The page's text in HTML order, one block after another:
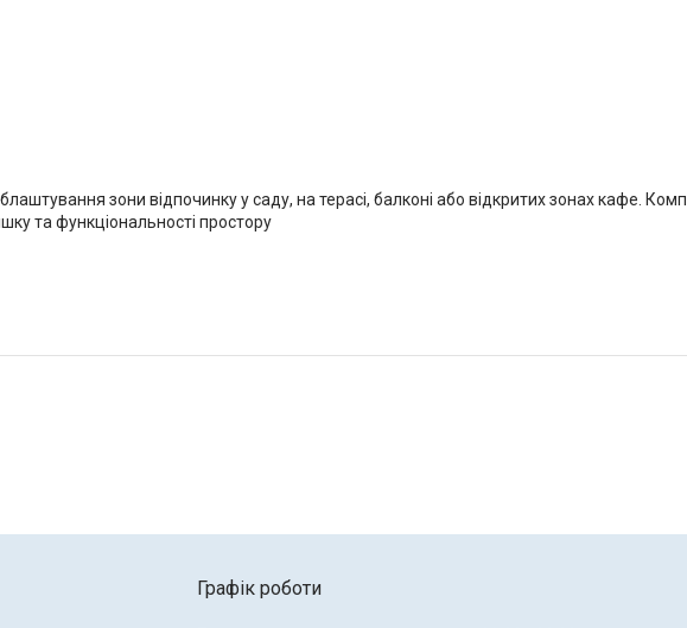
зони відпочинку у саду, на терасі, балконі або відкритих зонах кафе.
та функціональності простору
Графік роботи